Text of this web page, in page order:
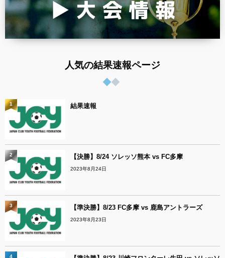
人気の結果速報ページ
結果速報
1
【決勝】8/24 ソレッソ熊本 vs FC多摩
2023年8月24日
2
【準決勝】8/23 FC多摩 vs 鹿島アントラーズ
2023年8月23日
3
4